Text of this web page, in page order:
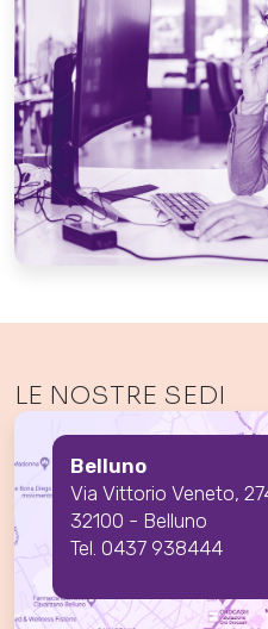
LE NOSTRE SEDI
Belluno
Via Vittorio Veneto,
32100 - Belluno
Tel. 0437 938444